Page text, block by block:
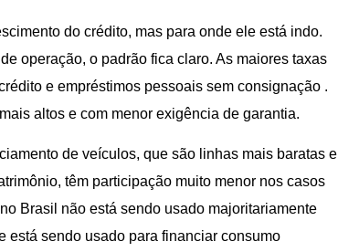
do crédito, mas para onde ele está indo.
operação, o padrão fica claro. As maiores taxas
e empréstimos pessoais sem consignação .
altos e com menor exigência de garantia.
de veículos, que são linhas mais baratas e
têm participação muito menor nos casos
Brasil não está sendo usado majoritariamente
está sendo usado para financiar consumo